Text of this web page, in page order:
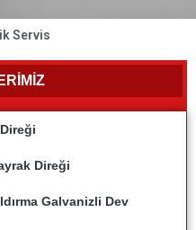
Servis
Direği
Galvanizli Dev